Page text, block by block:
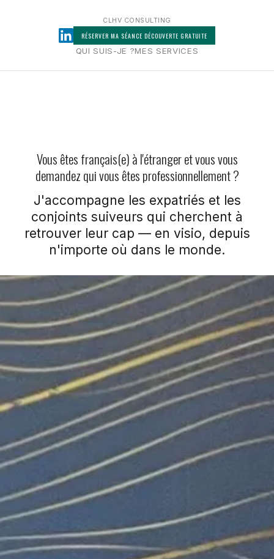
CLHV CONSULTING
QUI SUIS-JE ?MES SERVICES
RÉSERVER MA SÉANCE DÉCOUVERTE GRATUITE
Vous êtes français(e) à l'étranger et vous vous
demandez qui vous êtes professionnellement ?
J'accompagne les expatriés et les
conjoints suiveurs qui cherchent à
retrouver leur cap — en visio, depuis
n'importe où dans le monde.